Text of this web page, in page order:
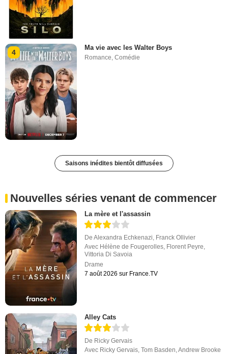
4
Ma vie avec les Walter Boys
Romance,Comédie
Saisons inédites bientôt diffusées
Nouvelles séries venant de commencer
La mère et l'assassin
DeAlexandra Echkenazi Franck Ollivier
Avec Hélène de Fougerolles Florent Peyre
Vittoria Di Savoia
Drame
7 août 2026 sur France.TV
Alley Cats
De Ricky Gervais
Avec Ricky Gervais,Tom Basden,Andrew Brooke